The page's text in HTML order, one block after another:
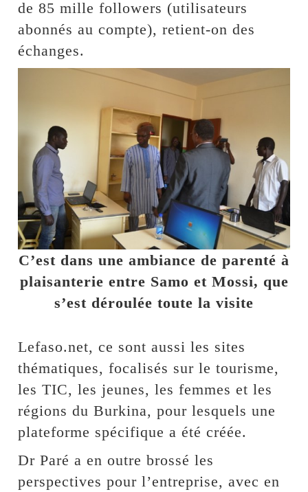
de 85 mille followers (utilisateurs
abonnés au compte), retient-on des
échanges.
C’est dans une ambiance de parenté à
plaisanterie entre Samo et Mossi, que
s’est déroulée toute la visite
Lefaso.net, ce sont aussi les sites
thématiques, focalisés sur le tourisme,
les TIC, les jeunes, les femmes et les
régions du Burkina, pour lesquels une
plateforme spécifique a été créée.
Dr Paré a en outre brossé les
perspectives pour l’entreprise, avec en